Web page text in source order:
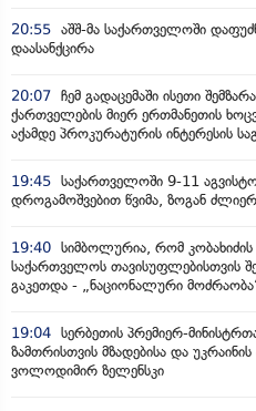
20:55 აშშ-მა საქართველოში
დაასანქცირა
20:07 ჩემ გადაცემაში ისეთი
ქართველების მიერ ერთმანეთის
აქამდე პროკურატურის ინტერესის
19:45 საქართველოში 9-11
დროგამოშვებით წვიმა, ზოგან
19:40 სიმბოლურია, რომ
საქართველოს თავისუფლებისთვის
გაკეთდა - „ნაციონალური
19:04 სერბეთის პრემიერ-
ზამთრისთვის მზადებისა და
ვოლოდიმირ ზელენსკი